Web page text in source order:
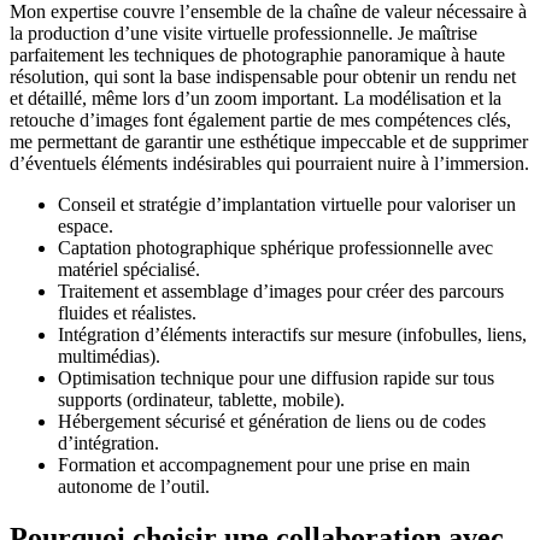
Mon expertise couvre l’ensemble de la chaîne de valeur nécessaire à
la production d’une visite virtuelle professionnelle. Je maîtrise
parfaitement les techniques de photographie panoramique à haute
résolution, qui sont la base indispensable pour obtenir un rendu net
et détaillé, même lors d’un zoom important. La modélisation et la
retouche d’images font également partie de mes compétences clés,
me permettant de garantir une esthétique impeccable et de supprimer
d’éventuels éléments indésirables qui pourraient nuire à l’immersion.
Conseil et stratégie d’implantation virtuelle pour valoriser un
espace.
Captation photographique sphérique professionnelle avec
matériel spécialisé.
Traitement et assemblage d’images pour créer des parcours
fluides et réalistes.
Intégration d’éléments interactifs sur mesure (infobulles, liens,
multimédias).
Optimisation technique pour une diffusion rapide sur tous
supports (ordinateur, tablette, mobile).
Hébergement sécurisé et génération de liens ou de codes
d’intégration.
Formation et accompagnement pour une prise en main
autonome de l’outil.